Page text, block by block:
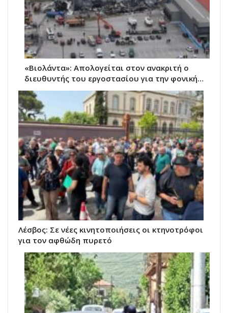
«Βιολάντα»: Απολογείται στον ανακριτή ο
διευθυντής του εργοστασίου για την φονική…
Λέσβος: Σε νέες κινητοποιήσεις οι κτηνοτρόφοι
για τον αφθώδη πυρετό